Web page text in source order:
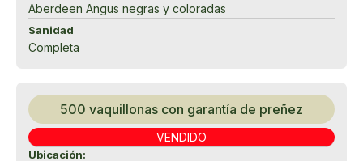
Aberdeen Angus negras y coloradas
Sanidad
Completa
500 vaquillonas con garantía de preñez
VENDIDO
Ubicación: